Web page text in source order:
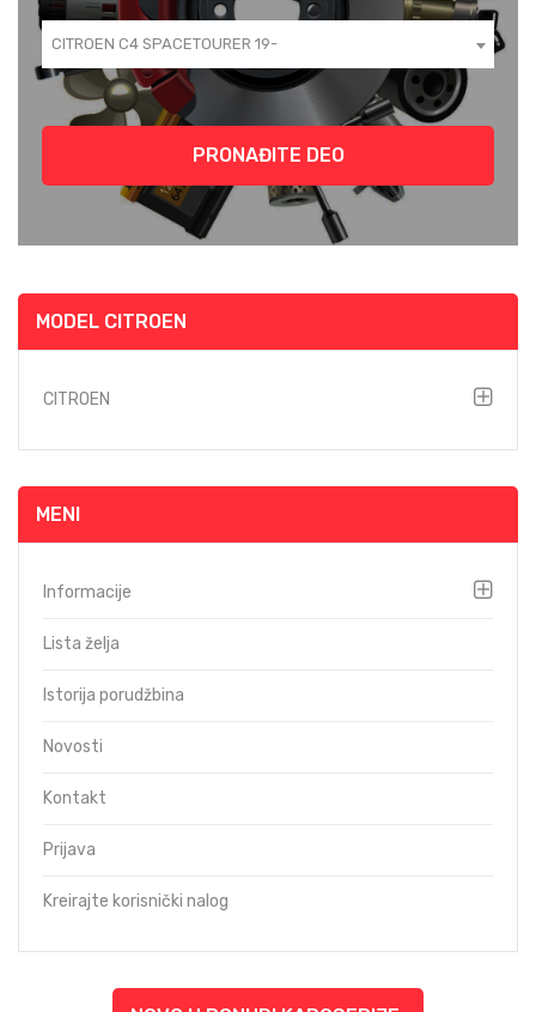
CITROEN C4 SPACETOURER 19-
PRONAĐITE DEO
MODEL CITROEN
CITROEN
MENI
Informacije
Lista želja
Istorija porudžbina
Novosti
Kontakt
Prijava
Kreirajte korisnički nalog